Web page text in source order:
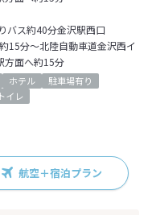
バス約40分金沢駅西口
15分～北陸自動車道金沢西イ
方面へ約15分
ホテル
駐車場有り
イレ
航空＋宿泊プラン